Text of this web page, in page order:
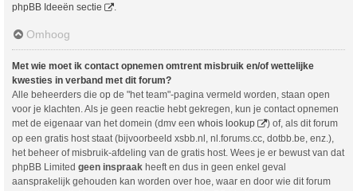
phpBB Ideeën sectie
.
Omhoog
Met wie moet ik contact opnemen omtrent misbruik en/of wettelijke
kwesties in verband met dit forum?
Alle beheerders die op de "het team"-pagina vermeld worden, staan open
voor je klachten. Als je geen reactie hebt gekregen, kun je contact opnemen
met de eigenaar van het domein (dmv een whois lookup
) of, als dit forum
op een gratis host staat (bijvoorbeeld xsbb.nl, nl.forums.cc, dotbb.be, enz.),
het beheer of misbruik-afdeling van de gratis host. Wees je er bewust van dat
phpBB Limited geen inspraak heeft en dus in geen enkel geval
aansprakelijk gehouden kan worden over hoe, waar en door wie dit forum